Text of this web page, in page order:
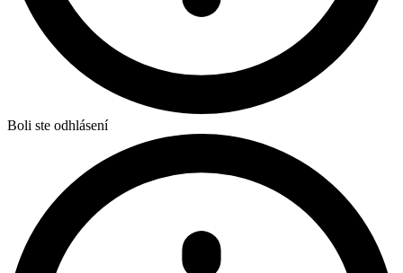
Boli ste odhlásení